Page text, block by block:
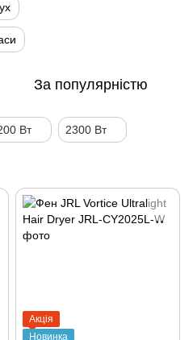
За популярністю
Вт 2300 Вт
Акція
Новинка